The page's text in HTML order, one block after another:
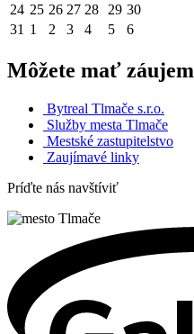
24 25 26 27 28 29 30
31 1 2 3 4 5 6
Môžete mať záujem
Bytreal Tlmače s.r.o.
Služby mesta Tlmače
Mestské zastupitelstvo
Zaujímavé linky
Príďte nás navštíviť